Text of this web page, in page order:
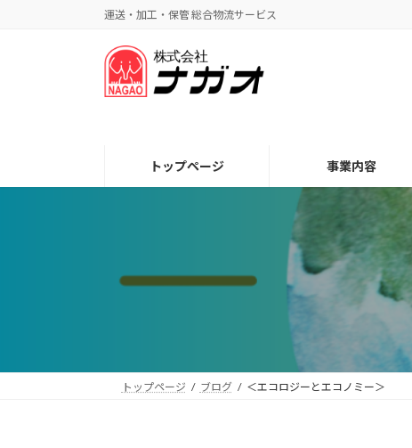
運送・加工・保管 総合物流サービス
トップページ 事業内容
トップページ ブログ ＜エコロジーとエコノミー＞